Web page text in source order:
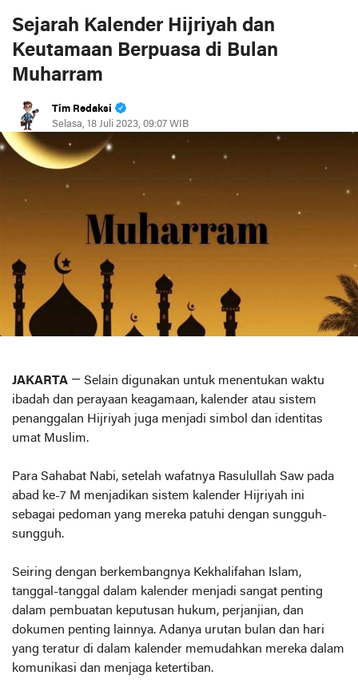
Sejarah Kalender Hijriyah dan
Keutamaan Berpuasa di Bulan
Muharram
Tim Redaksi
Selasa, 18 Juli 2023, 09:07 WIB
JAKARTA — Selain digunakan untuk menentukan waktu
ibadah dan perayaan keagamaan, kalender atau sistem
penanggalan Hijriyah juga menjadi simbol dan identitas
umat Muslim.
Para Sahabat Nabi, setelah wafatnya Rasulullah Saw pada
abad ke-7 M menjadikan sistem kalender Hijriyah ini
sebagai pedoman yang mereka patuhi dengan sungguh-
sungguh.
Seiring dengan berkembangnya Kekhalifahan Islam,
tanggal-tanggal dalam kalender menjadi sangat penting
dalam pembuatan keputusan hukum, perjanjian, dan
dokumen penting lainnya. Adanya urutan bulan dan hari
yang teratur di dalam kalender memudahkan mereka dalam
komunikasi dan menjaga ketertiban.